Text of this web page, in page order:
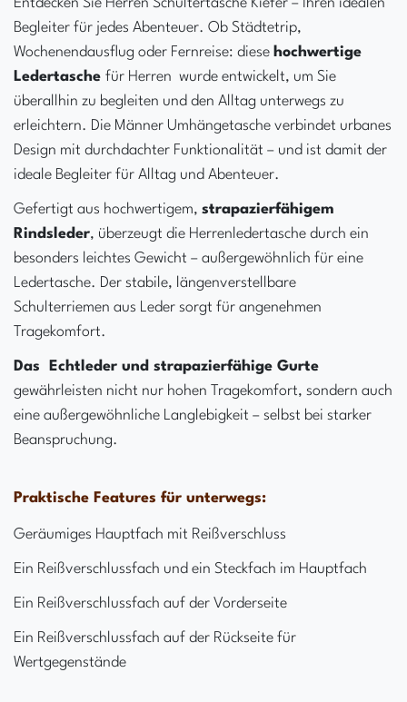
Begleiter für jedes Abenteuer. Ob Städtetrip,
Wochenendausflug oder Fernreise: diese hochwertige
Ledertasche für Herren wurde entwickelt, um Sie
überallhin zu begleiten und den Alltag unterwegs zu
erleichtern. Die Männer Umhängetasche verbindet urbanes
Design mit durchdachter Funktionalität – und ist damit der
ideale Begleiter für Alltag und Abenteuer.
Gefertigt aus hochwertigem, strapazierfähigem
Rindsleder, überzeugt die Herrenledertasche durch ein
besonders leichtes Gewicht – außergewöhnlich für eine
Ledertasche. Der stabile, längenverstellbare
Schulterriemen aus Leder sorgt für angenehmen
Tragekomfort.
Das Echtleder und strapazierfähige Gurte
gewährleisten nicht nur hohen Tragekomfort, sondern auch
eine außergewöhnliche Langlebigkeit – selbst bei starker
Beanspruchung.
Praktische Features für unterwegs:
Geräumiges Hauptfach mit Reißverschluss
Ein Reißverschlussfach und ein Steckfach im Hauptfach
Ein Reißverschlussfach auf der Vorderseite
Ein Reißverschlussfach auf der Rückseite für
Wertgegenstände